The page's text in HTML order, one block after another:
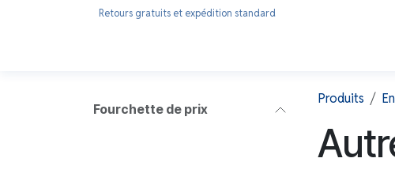
Se rendre au contenuRetours gratuits et expédition standard
Fourchette de prix
Produits